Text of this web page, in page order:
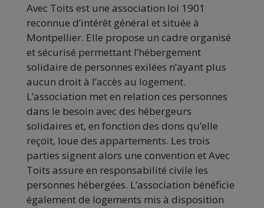
Avec Toits est une association loi 1901
reconnue d’intérêt général et située à
Montpellier. Elle propose un cadre organisé
et sécurisé permettant l’hébergement
solidaire de personnes exilées n’ayant plus
aucun droit à l’accès au logement.
L’association met en relation ces personnes
dans le besoin avec des hébergeurs
solidaires et, en fonction des dons qu’elle
reçoit, loue des appartements. Les trois
parties signent alors une convention et Avec
Toits assure en responsabilité civile les
personnes hébergées. L’association bénéficie
également de logements mis à disposition